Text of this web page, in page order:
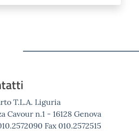
T.L.A. Liguria
Cavour n.1 - 16128 Genova
Fax 010.2572515